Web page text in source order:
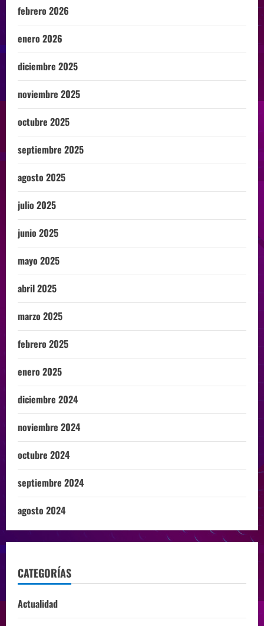
febrero 2026
enero 2026
diciembre 2025
noviembre 2025
octubre 2025
septiembre 2025
agosto 2025
julio 2025
junio 2025
mayo 2025
abril 2025
marzo 2025
febrero 2025
enero 2025
diciembre 2024
noviembre 2024
octubre 2024
septiembre 2024
agosto 2024
CATEGORÍAS
Actualidad